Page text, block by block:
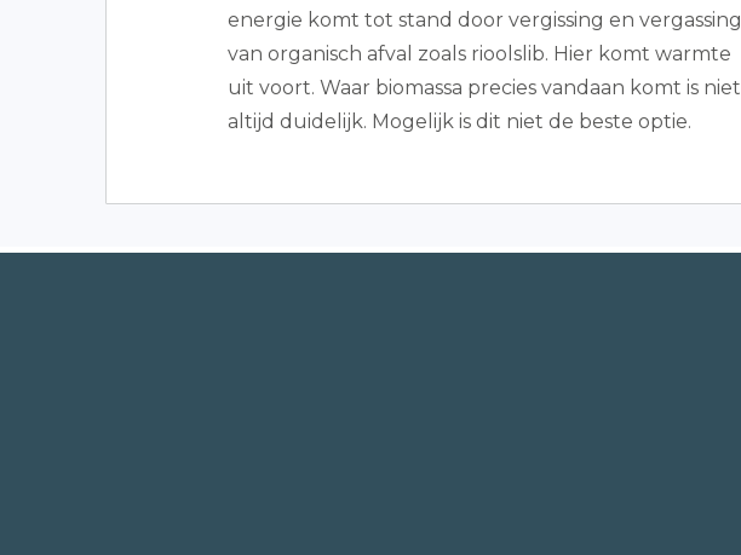
energie komt tot stand door vergissing en vergassing
van organisch afval zoals rioolslib. Hier komt warmte
uit voort. Waar biomassa precies vandaan komt is niet
altijd duidelijk. Mogelijk is dit niet de beste optie.